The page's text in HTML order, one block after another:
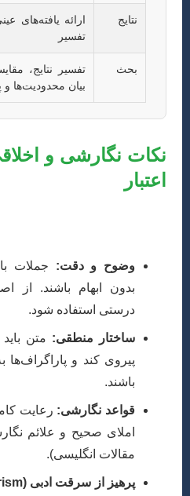
نتایج
ارائه یافته‌های
تفسیر
بحث
تفسیر نتایج،
بیان محدودیت‌ها و
نکات نگارشی و
اعتبار
وضوح و دقت: جملات
بدون ابهام باشند. از
درستی استفاده شود.
ساختار منطقی: متن
پیروی کند و
باشند.
قواعد نگارشی: رعایت
املای صحیح و علائم
مقالات انگلیسی).
پرهیز از سرقت ادبی (Plagiarism):